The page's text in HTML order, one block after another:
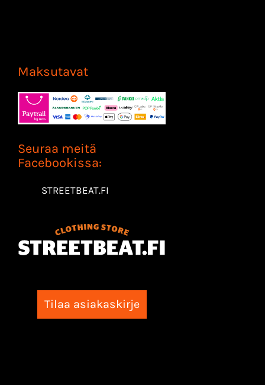
Maksutavat
Seuraa meitä
Facebookissa:
STREETBEAT.FI